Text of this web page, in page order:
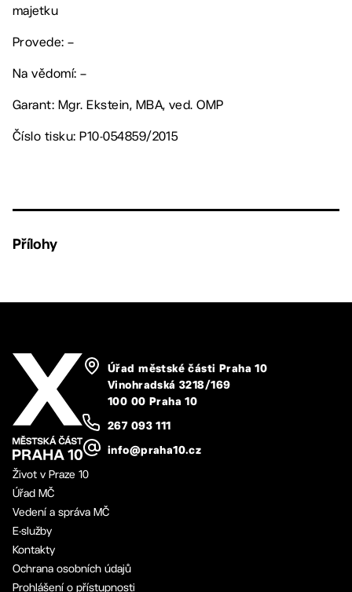
majetku
Provede: –
Na vědomí: –
Garant: Mgr. Ekstein, MBA, ved. OMP
Číslo tisku: P10-054859/2015
Přílohy
Úřad městské části Praha 10
Vinohradská 3218/169
100 00 Praha 10
267 093 111
info@praha10.cz
Život v Praze 10
Úřad MČ
Vedení a správa MČ
E-služby
Kontakty
Ochrana osobních údajů
Prohlášení o přístupnosti